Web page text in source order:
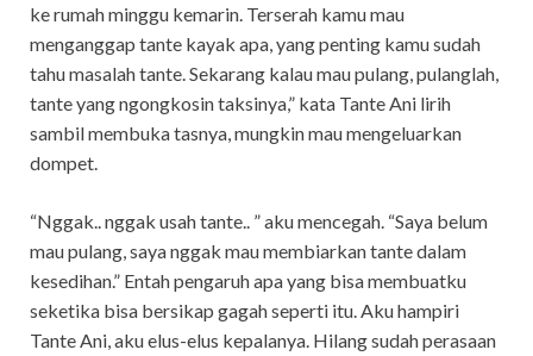
ke rumah minggu kemarin. Terserah kamu mau
menganggap tante kayak apa, yang penting kamu sudah
tahu masalah tante. Sekarang kalau mau pulang, pulanglah,
tante yang ngongkosin taksinya,” kata Tante Ani lirih
sambil membuka tasnya, mungkin mau mengeluarkan
dompet.
“Nggak.. nggak usah tante.. ” aku mencegah. “Saya belum
mau pulang, saya nggak mau membiarkan tante dalam
kesedihan.” Entah pengaruh apa yang bisa membuatku
seketika bisa bersikap gagah seperti itu. Aku hampiri
Tante Ani, aku elus-elus kepalanya. Hilang sudah perasaan